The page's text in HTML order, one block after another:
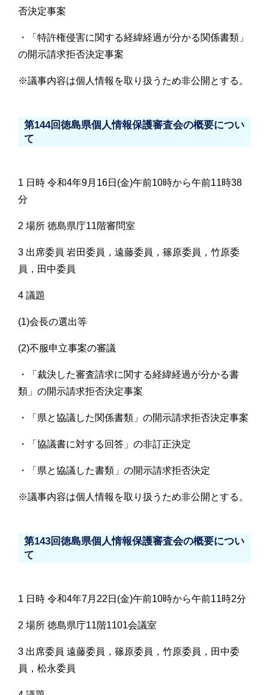
否決定事案
・「特許権侵害に関する経緯経過が分かる関係書類」
の開示請求拒否決定事案
※議事内容は個人情報を取り扱うため非公開とする。
第144回徳島県個人情報保護審査会の概要につい
て
1 日時 令和4年9月16日(金)午前10時から午前11時38
分
2 場所 徳島県庁11階審問室
3 出席委員 岩田委員，遠藤委員，篠原委員，竹原委
員，田中委員
4 議題
(1)会長の選出等
(2)不服申立事案の審議
・「裁決した審査請求に関する経緯経過が分かる書
類」の開示請求拒否決定事案
・「県と協議した関係書類」の開示請求拒否決定事案
・「協議書に対する回答」の非訂正決定
・「県と協議した書類」の開示請求拒否決定
※議事内容は個人情報を取り扱うため非公開とする。
第143回徳島県個人情報保護審査会の概要につい
て
1 日時 令和4年7月22日(金)午前10時から午前11時2分
2 場所 徳島県庁11階1101会議室
3 出席委員 遠藤委員，篠原委員，竹原委員，田中委
員，松永委員